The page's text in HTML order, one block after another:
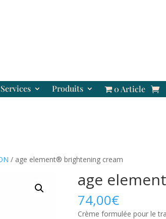
Services Produits 0 Article
/ age element® brightening cream
age
74,00€
Crème formulée pour le